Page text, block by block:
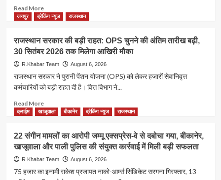
अली
से
जा
रहा
साल
रही
₹2.27
लाख
जानिए
कब
चलेगी
योजना
Read MoreRead
more
बाल
सुधार
गृह
वार्डन
की
तीन
पर
डंडों
से
मारने
जयपुर ब्रेकिंग न्यूज राजस्थान
राजस्थान सरकार की बड़ी राहत: OPS चुनने की अंतिम तारीख बढ़ी,
30 सितंबर 2026 तक मिलेगा आखिरी मौका
R.Khabar Team August 6, 2026
राजस्थान सरकार ने पुरानी पेंशन योजना (OPS) को लेकर हजारों सेवानिवृत्त
कर्मचारियों को बड़ी राहत दी है। वित्त विभाग ने...
Read MoreRead
more
राजस्थान
सरकार
की
बड़ी
OPS
क्राईम खाजूवाला बीकानेर ब्रेकिंग न्यूज राजस्थान
22 संगीन मामलों का आरोपी जम्मू एक्सप्रेस-वे से दबोचा गया, बीकानेर,
खाजूवाला और पाली पुलिस की संयुक्त कार्रवाई में मिली बड़ी सफलता
R.Khabar Team August 6, 2026
75 हजार का इनामी राकेश प्रजापत नाको-आर्म्स सिंडिकेट सरगना गिरफ्तार, 13